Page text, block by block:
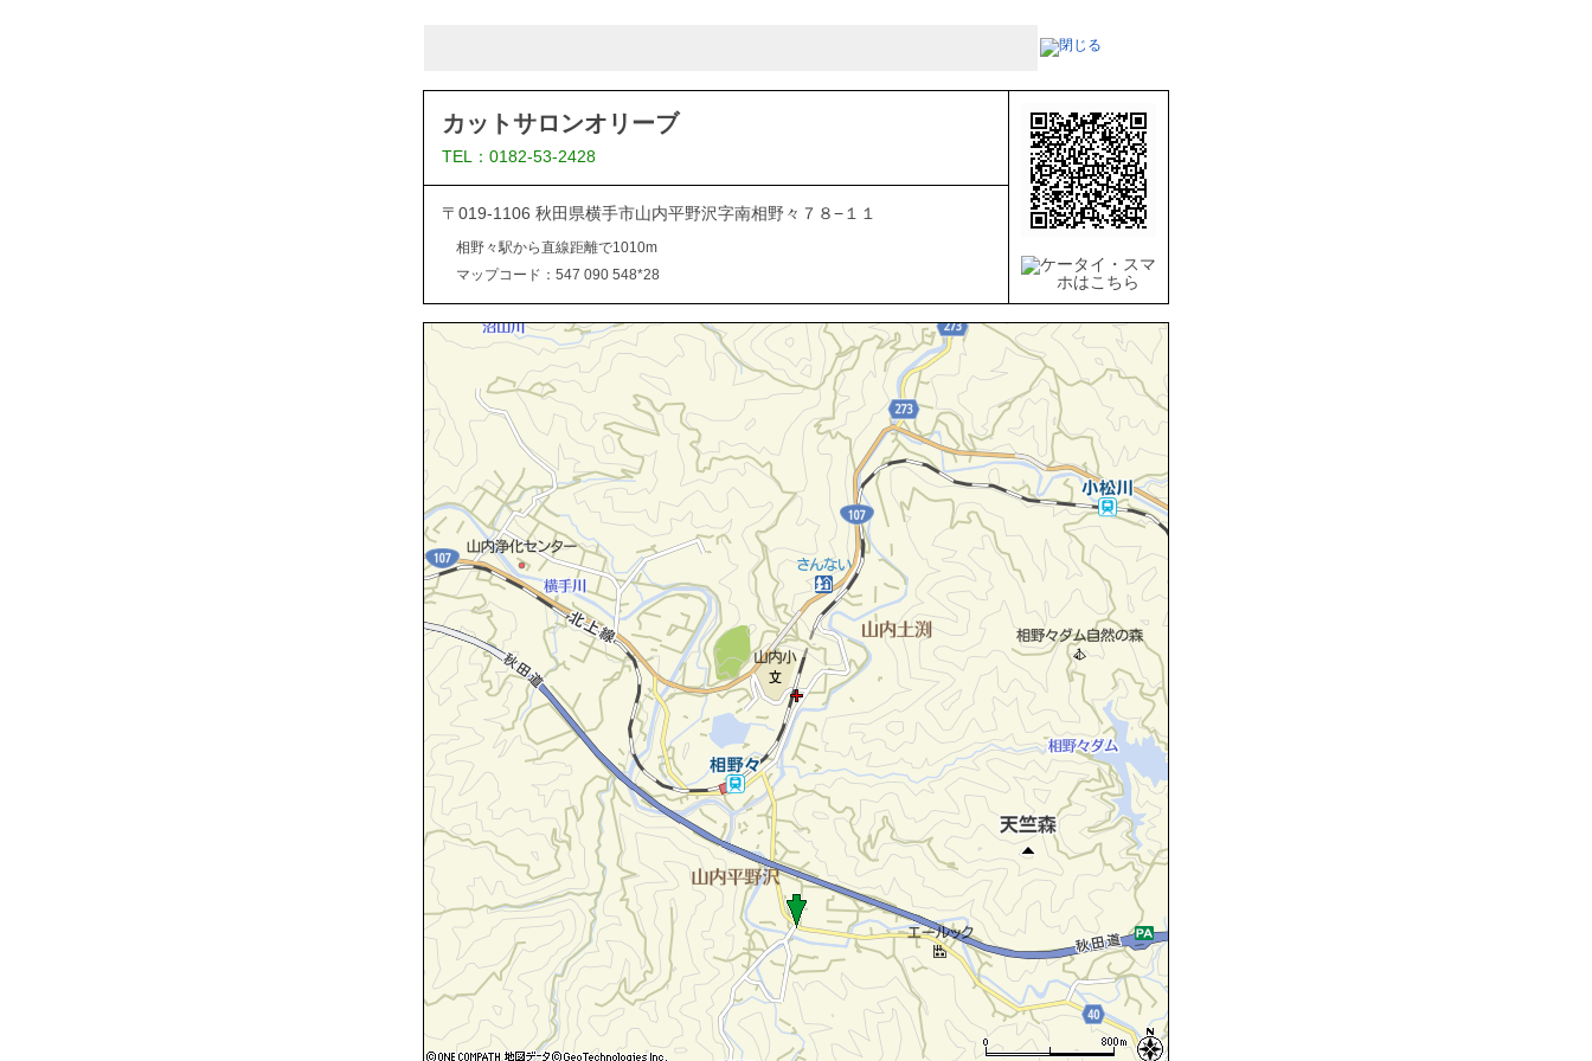
カットサロンオリーブ
TEL：0182-53-2428
〒019-1106 秋田県横手市山内平野沢字南相野々７８−１１
相野々駅から直線距離で1010m
マップコード：547 090 548*28